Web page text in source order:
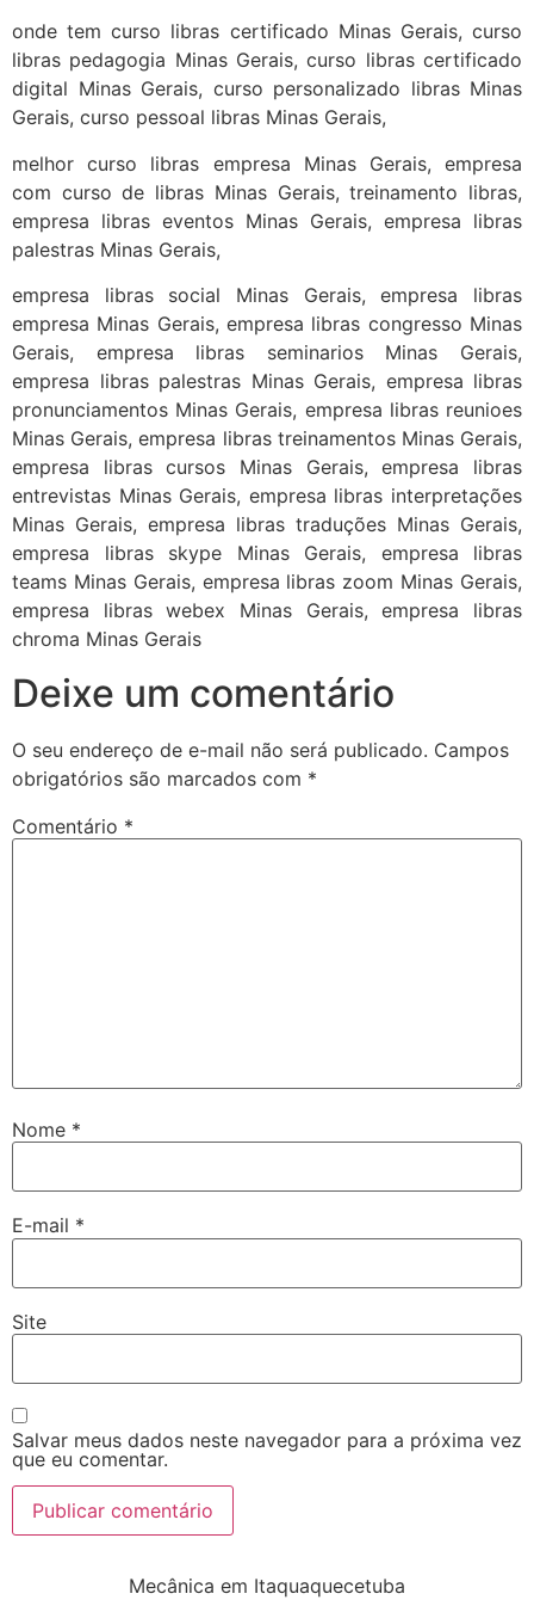
onde tem curso libras certificado Minas Gerais, curso
libras pedagogia Minas Gerais, curso libras certificado
digital Minas Gerais, curso personalizado libras Minas
Gerais, curso pessoal libras Minas Gerais,
melhor curso libras empresa Minas Gerais, empresa
com curso de libras Minas Gerais, treinamento libras,
empresa libras eventos Minas Gerais, empresa libras
palestras Minas Gerais,
empresa libras social Minas Gerais, empresa libras
empresa Minas Gerais, empresa libras congresso Minas
Gerais, empresa libras seminarios Minas Gerais,
empresa libras palestras Minas Gerais, empresa libras
pronunciamentos Minas Gerais, empresa libras reunioes
Minas Gerais, empresa libras treinamentos Minas Gerais,
empresa libras cursos Minas Gerais, empresa libras
entrevistas Minas Gerais, empresa libras interpretações
Minas Gerais, empresa libras traduções Minas Gerais,
empresa libras skype Minas Gerais, empresa libras
teams Minas Gerais, empresa libras zoom Minas Gerais,
empresa libras webex Minas Gerais, empresa libras
chroma Minas Gerais
Deixe um comentário
O seu endereço de e-mail não será publicado. Campos
obrigatórios são marcados com *
Comentário *
Nome *
E-mail *
Site
Salvar meus dados neste navegador para a próxima vez
que eu comentar.
Mecânica em Itaquaquecetuba